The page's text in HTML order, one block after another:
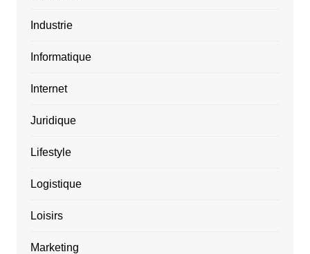
Industrie
Informatique
Internet
Juridique
Lifestyle
Logistique
Loisirs
Marketing